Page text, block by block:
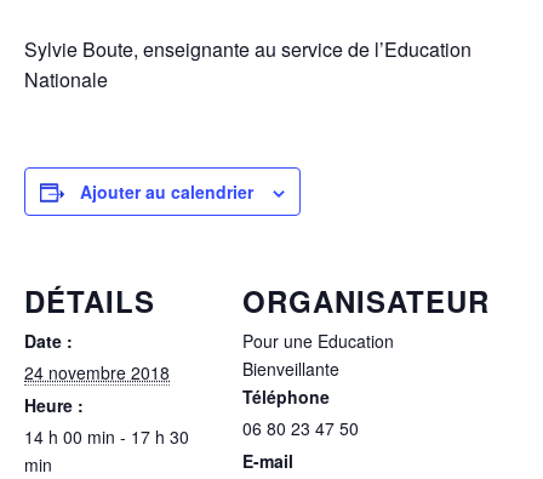
Sylvie Boute, enseignante au service de l’Education
Nationale
Ajouter au calendrier
DÉTAILS
Date :
24 novembre 2018
Heure :
14 h 00 min - 17 h 30
min
ORGANISATEUR
Pour une Education
Bienveillante
Téléphone
06 80 23 47 50
E-mail